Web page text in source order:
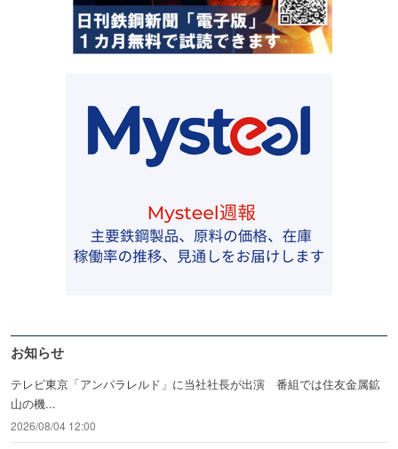
お知らせ
テレビ東京「アンパラレルド」に当社社長が出演 番組では住友金属鉱
山の機...
2026/08/04 12:00